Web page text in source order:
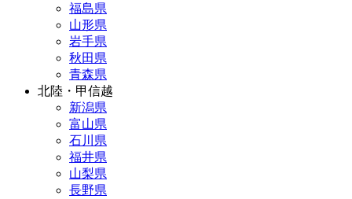
福島県
山形県
岩手県
秋田県
青森県
北陸・甲信越
新潟県
富山県
石川県
福井県
山梨県
長野県